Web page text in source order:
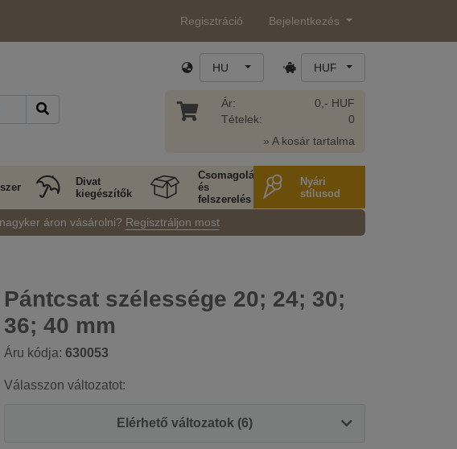
Regisztráció Bejelentkezés
HU HUF
Ár:
Tételek:
0,- HUF
0
» A kosár tartalma
Divat
kiegészítők
Csomagolás
és
felszerelés
Nyári
stílusod
áron vásárolni? Regisztráljon most
Pántcsat szélessége 20; 24; 30;
36; 40 mm
Áru kódja: 630053
Válasszon változatot:
Elérhető változatok (6)